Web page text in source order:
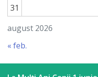
august 2026
31
« feb.